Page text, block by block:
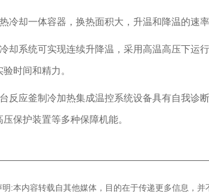
冷却一体容器，换热面积大，升温和降温的速
却系统可实现连续升降温，采用高温高压下运
时间和精力。
反应釜制冷加热集成温控系统设备具有自我诊
保护装置等多种保障机能。
明:本内容转载自其他媒体，目的在于传递更多信息，